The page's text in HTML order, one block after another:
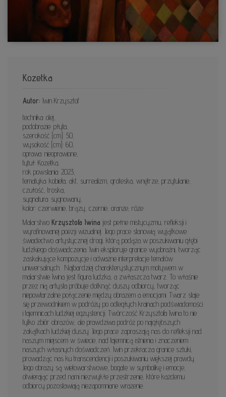
Kozetka
Autor: Iwin Krzysztof
technika: olej,
podobrazie: płyta,
szerokość [cm]: 50,
wysokość [cm]: 60,
oprawa: nieoprawione,
tytuł: Kozetka,
rok powstania: 2023,
tematyka: kobieta, akt, surrealizm, groteska, wnętrze, przytulanie,
czułość, troska,
sygnatura: sygnowany,
kolor: czerwienie, brązy, czernie, oranże, róże
Malarstwo Krzysztofa Iwina jest pełne mistycyzmu, refleksji i
wyrafinowanej poezji wizualnej. Jego prace stanowią wyjątkowe
świadectwo artystycznej drogi, którą podąża w poszukiwaniu głębi
ludzkiego doświadczenia. Iwin eksploruje granice wyobraźni, tworząc
zaskakujące kompozycje i odważne interpretacje tematów
uniwersalnych. Najbardziej charakterystycznym motywem w
malarstwie Iwina jest figura ludzka, a zwłaszcza twarz. To właśnie
przez nią artysta próbuje dotknąć duszy odbiorcy, tworząc
niepowtarzalne połączenie między obrazem a emocjami. Twarz staje
się przewodnikiem w podróży po odległych krainach podświadomości
i tajemnicach ludzkiej egzystencji. Twórczość Krzysztofa Iwina to nie
tylko zbiór obrazów, ale prawdziwa podróż po najgłębszych
zakątkach ludzkiej duszy. Jego prace zapraszają nas do refleksji nad
naszym miejscem w świecie, nad tajemnicą istnienia i znaczeniem
naszych własnych doświadczeń. Iwin przekracza granice sztuki,
prowadząc nas ku transcendencji i poszukiwaniu większej prawdy.
Jego obrazy są wielowarstwowe, bogate w symbolikę i emocje,
otwierając przed nami niezwykłe przestrzenie, które każdemu
odbiorcy pozostawiają niezapomniane wrażenie.